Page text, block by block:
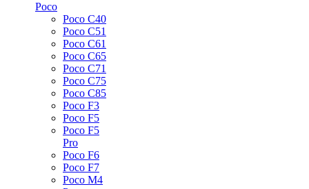
Poco
Poco C40
Poco C51
Poco C61
Poco C65
Poco C71
Poco C75
Poco C85
Poco F3
Poco F5
Poco F5
Pro
Poco F6
Poco F7
Poco M4